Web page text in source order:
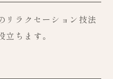
リラクセーション技法
ちます。